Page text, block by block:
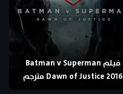
فيلم Batman v Superman
Dawn of Justice 2016 مترجم